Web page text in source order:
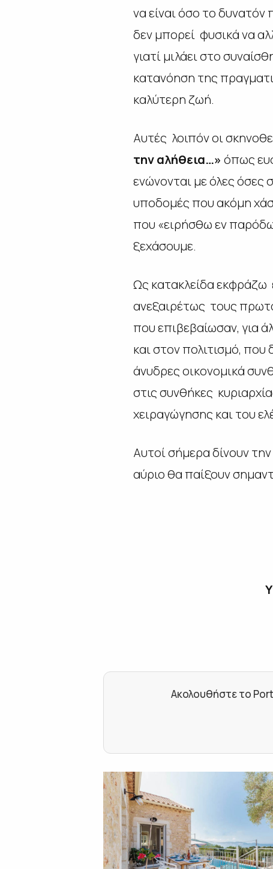
να είναι όσο το δυνατόν
δεν μπορεί φυσικά να
γιατί μιλάει στο
κατανόηση της
καλύτερη ζωή.
Αυτές λοιπόν οι
την αλήθεια…» όπως
ενώνονται με όλες όσες
υποδομές που ακόμη
που «ειρήσθω εν
ξεχάσουμε.
Ως κατακλείδα εκφράζω
ανεξαιρέτως τους
που επιβεβαίωσαν, για
και στον πολιτισμό, που
άνυδρες οικονομικά
στις συνθήκες
χειραγώγησης και του
Αυτοί σήμερα δίνουν
αύριο θα παίξουν
Ακολουθήστε το